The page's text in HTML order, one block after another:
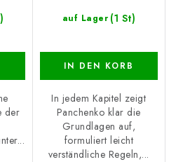
der
auf Lager (1 St)
IN DEN KORB
In jedem Kapitel zeigt
Panchenko klar die
Grundlagen auf,
formuliert leicht
verständliche Regeln,...